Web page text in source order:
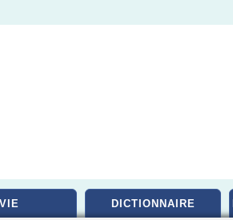
VIE DICTIONNAIRE